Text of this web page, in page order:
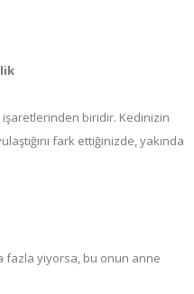
biridir. Kedinizin
fark ettiğinizde, yakında
fazla yiyorsa, bu onun anne